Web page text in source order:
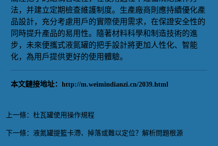
法，并建立定期檢查維護制度。生產廠商則應持續優化產
品設計，充分考慮用戶的實際使用需求，在保證安全性的
同時提升產品的易用性。隨著材料科學和制造技術的進
步，未來便攜式液氮罐的把手設計將更加人性化、智能
化，為用戶提供更好的使用體驗。
本文鏈接地址： http://m.weimindianzi.cn/2039.html
上一條： 杜瓦罐使用操作規程
下一條： 液氮罐提籃卡滯、掉落或難以定位？解析問題根源